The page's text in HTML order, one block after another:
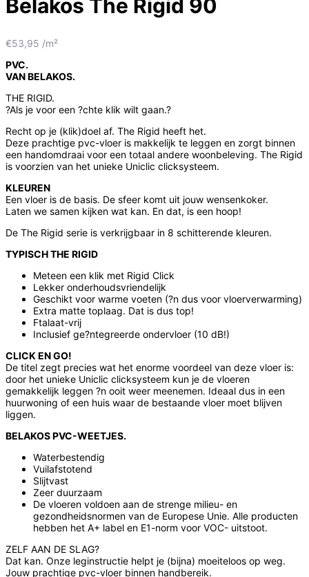
Belakos The Rigid 90
€53,95 /m²
PVC.
VAN BELAKOS.
THE RIGID.
?Als je voor een ?chte klik wilt gaan.?
Recht op je (klik)doel af. The Rigid heeft het.
Deze prachtige pvc-vloer is makkelijk te leggen en zorgt binnen
een handomdraai voor een totaal andere woonbeleving. The Rigid
is voorzien van het unieke Uniclic clicksysteem.
KLEUREN
Een vloer is de basis. De sfeer komt uit jouw wensenkoker.
Laten we samen kijken wat kan. En dat, is een hoop!
De The Rigid serie is verkrijgbaar in 8 schitterende kleuren.
TYPISCH THE RIGID
Meteen een klik met Rigid Click
Lekker onderhoudsvriendelijk
Geschikt voor warme voeten (?n dus voor vloerverwarming)
Extra matte toplaag. Dat is dus top!
Ftalaat-vrij
Inclusief ge?ntegreerde ondervloer (10 dB!)
CLICK EN GO!
De titel zegt precies wat het enorme voordeel van deze vloer is:
door het unieke Uniclic clicksysteem kun je de vloeren
gemakkelijk leggen ?n ooit weer meenemen. Ideaal dus in een
huurwoning of een huis waar de bestaande vloer moet blijven
liggen.
BELAKOS PVC-WEETJES.
Waterbestendig
Vuilafstotend
Slijtvast
Zeer duurzaam
De vloeren voldoen aan de strenge milieu- en
gezondheidsnormen van de Europese Unie. Alle producten
hebben het A+ label en E1-norm voor VOC- uitstoot.
ZELF AAN DE SLAG?
Dat kan. Onze leginstructie helpt je (bijna) moeiteloos op weg.
Jouw prachtige pvc-vloer binnen handbereik.